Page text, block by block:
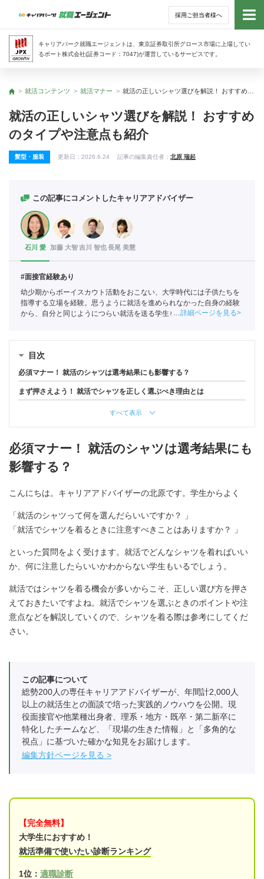
採用ご担当者様へ
キャリアパーク就職エージェントは、東京証券取引所グロース市場に上場してい
るポート株式会社(証券コード：7047)が運営しているサービスです。
トッ
トップ
就活コンテンツ 就活マナー
就活の正しいシャツ選びを解説！ おすすめ
のタイプや注意点も紹介
髪型・服装 更新日： 2026.6.24 記事の編集責任者： 北原 瑞起
この記事にコメントしたキャリアアドバイザー
石川 愛 加藤 大智吉川 智也長尾 美慧
#面接官経験あり
幼少期からボーイスカウト活動をおこない、大学時代には子供たちを
指導する立場を経験。思うように就活を進められなかった自身の経験
から、自分と同じようにつらい就活を送る学生を1人でも少なくした
詳細ページを見る
目次
必須マナー！ 就活のシャツは選考結果にも影響する？
まず押さえよう！ 就活でシャツを正しく選ぶべき理由とは
すべて表示
必須マナー！ 就活のシャツは選考結果にも
影響する？
こんにちは。キャリアアドバイザーの北原です。学生からよく
「就活のシャツって何を選んだらいいですか？ 」
「就活でシャツを着るときに注意すべきことはありますか？ 」
といった質問をよく受けます。就活でどんなシャツを着ればいい
か、何に注意したらいいかわからない学生もいるでしょう。
就活ではシャツを着る機会が多いからこそ、正しい選び方を押さ
えておきたいですよね。就活でシャツを選ぶときのポイントや注
意点などを解説していくので、シャツを着る際は参考にしてくだ
さい。
この記事について
総勢200人の専任キャリアアドバイザーが、年間計2,000人
以上の就活生との面談で培った実践的ノウハウを公開。現
役面接官や他業種出身者、理系・地方・既卒・第二新卒に
特化したチームなど、「現場の生きた情報」と「多角的な
視点」に基づいた確かな知見をお届けします。
編集方針ページを見る
【完全無料】
大学生におすすめ！
就活準備で使いたい診断ランキング
1位： 適職診断